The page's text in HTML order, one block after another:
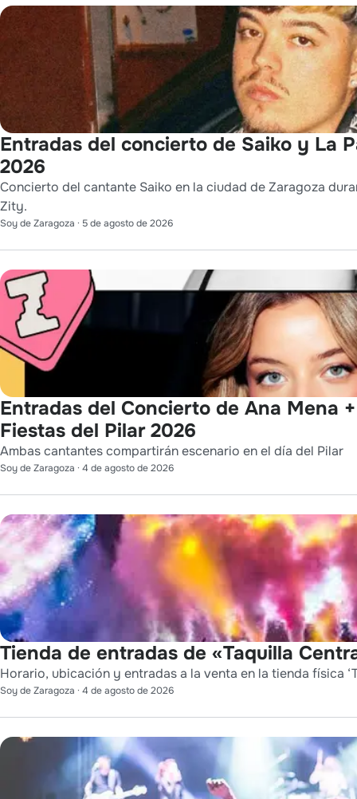
Entradas del concierto de Saiko y La
2026
Concierto del cantante Saiko en la ciudad de Zaragoza
Zity.
Soy de Zaragoza · 5 de agosto de 2026
Entradas del Concierto de Ana Mena
Fiestas del Pilar 2026
Ambas cantantes compartirán escenario en el día del Pilar
Soy de Zaragoza · 4 de agosto de 2026
Tienda de entradas de «Taquilla
Horario, ubicación y entradas a la venta en la tienda física
Soy de Zaragoza · 4 de agosto de 2026